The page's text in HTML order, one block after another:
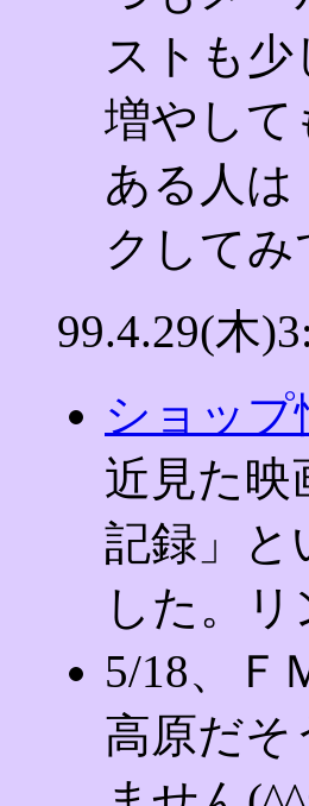
ストも
増やして
ある人は
クして
99.4.29(木
ショップ
近見た映
記録」と
した。
5/18、Ｆ
高原だそ